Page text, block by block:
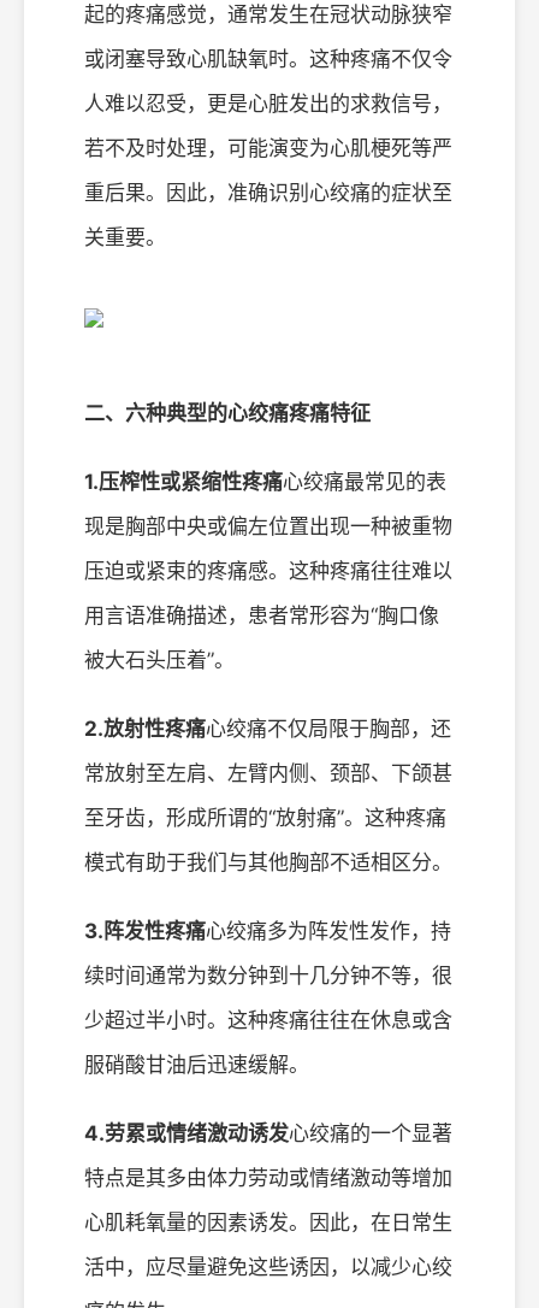
起的疼痛感觉，通常发生在冠状动脉狭窄
或闭塞导致心肌缺氧时。这种疼痛不仅令
人难以忍受，更是心脏发出的求救信号，
若不及时处理，可能演变为心肌梗死等严
重后果。因此，准确识别心绞痛的症状至
关重要。
二、六种典型的心绞痛疼痛特征
1.压榨性或紧缩性疼痛心绞痛最常见的表
现是胸部中央或偏左位置出现一种被重物
压迫或紧束的疼痛感。这种疼痛往往难以
用言语准确描述，患者常形容为“胸口像
被大石头压着”。
2.放射性疼痛心绞痛不仅局限于胸部，还
常放射至左肩、左臂内侧、颈部、下颌甚
至牙齿，形成所谓的“放射痛”。这种疼痛
模式有助于我们与其他胸部不适相区分。
3.阵发性疼痛心绞痛多为阵发性发作，持
续时间通常为数分钟到十几分钟不等，很
少超过半小时。这种疼痛往往在休息或含
服硝酸甘油后迅速缓解。
4.劳累或情绪激动诱发心绞痛的一个显著
特点是其多由体力劳动或情绪激动等增加
心肌耗氧量的因素诱发。因此，在日常生
活中，应尽量避免这些诱因，以减少心绞